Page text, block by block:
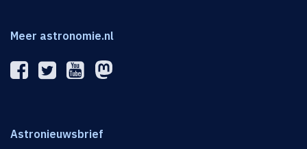
Meer astronomie.nl
Astronieuwsbrief